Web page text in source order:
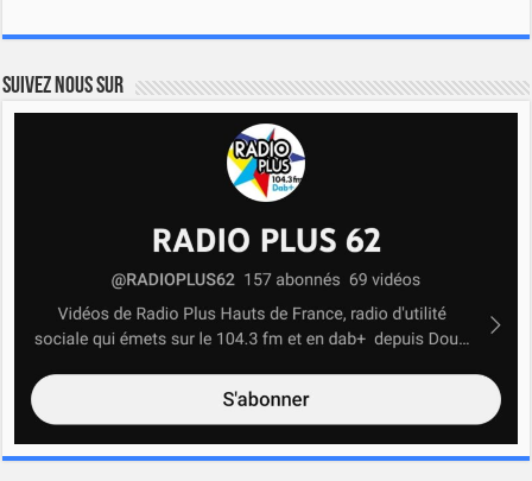
Suivez nous sur